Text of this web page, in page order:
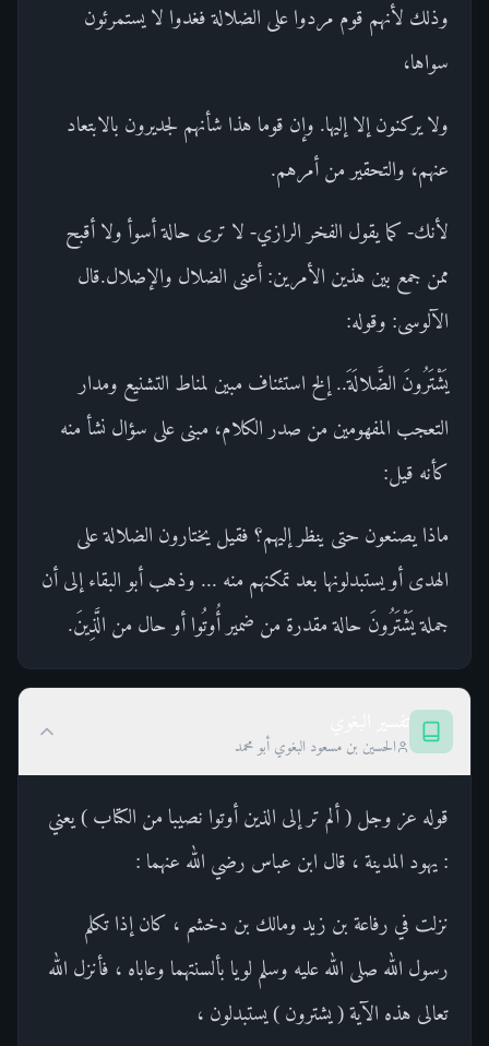
وذلك لأنهم قوم مردوا على الضلالة فغدوا لا يستمرئون
سواها،
ولا يركنون إلا إليها. وإن قوما هذا شأنهم لجديرون بالابتعاد
عنهم، والتحقير من أمرهم.
لأنك- كما يقول الفخر الرازي- لا ترى حالة أسوأ ولا أقبح
ممن جمع بين هذين الأمرين: أعنى الضلال والإضلال.قال
الآلوسى: وقوله:
يَشْتَرُونَ الضَّلالَةَ.. إلخ استئناف مبين لمناط التشنيع ومدار
التعجب المفهومين من صدر الكلام، مبنى على سؤال نشأ منه
كأنه قيل:
ماذا يصنعون حتى ينظر إليهم؟ فقيل يختارون الضلالة على
الهدى أو يستبدلونها بعد تمكنهم منه ... وذهب أبو البقاء إلى أن
جملة يَشْتَرُونَ حالة مقدرة من ضمير أُوتُوا أو حال من الَّذِينَ.
الحسين بن مسعود البغوي أبو محمد
قوله عز وجل ( ألم تر إلى الذين أوتوا نصيبا من الكتاب ) يعني
: يهود المدينة ، قال ابن عباس رضي الله عنهما :
نزلت في رفاعة بن زيد ومالك بن دخشم ، كان إذا تكلم
رسول الله صلى الله عليه وسلم لويا بألسنتهما وعاباه ، فأنزل الله
تعالى هذه الآية ( يشترون ) يستبدلون ،